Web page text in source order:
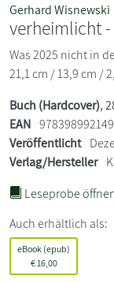
Gerhard Wisnewski
verheimlicht
Was 2025 nicht in
21,1 cm / 13,9 cm /
Buch (Hardcover),
EAN
Veröffentlicht
Verlag/Hersteller
Leseprobe
Auch erhältlich als:
eBook (epub)
€16,00